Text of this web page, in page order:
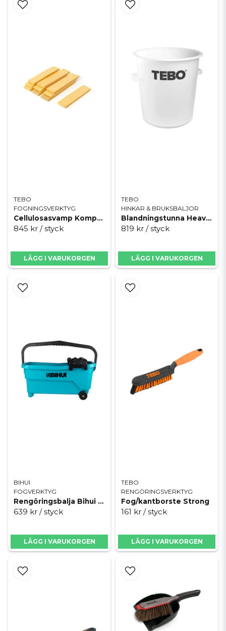
TEBO
FOGNINGSVERKTYG
Cellulosasvamp Komprimerad 10st
845 kr / styck
LÄGG I VARUKORGEN
TEBO
HINKAR & BRUKSBALJOR
Blandningstunna Heavy Duty 75 L
819 kr / styck
LÄGG I VARUKORGEN
BIHUI
FOGVERKTYG
Rengöringsbalja Bihui 19 L
639 kr / styck
LÄGG I VARUKORGEN
TEBO
RENGÖRINGSVERKTYG
Fog/kantborste Strong
161 kr / styck
LÄGG I VARUKORGEN